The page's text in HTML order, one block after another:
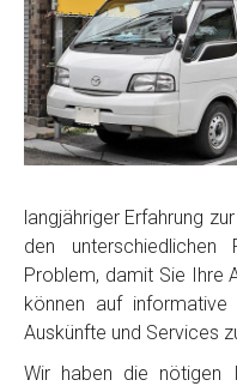
langjähriger Erfahrung
den unterschiedlichen
Problem, damit Sie Ihre
können auf
Auskünfte und Services
Wir haben die nötigen